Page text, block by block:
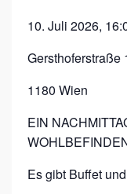
10. Juli 2026,
Gersthoferstraße
1180 Wien
EIN
Es gibt Buffet